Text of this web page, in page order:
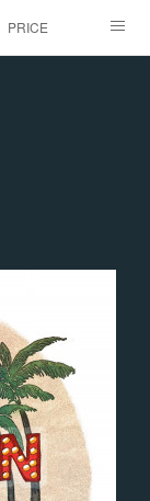
PRICE